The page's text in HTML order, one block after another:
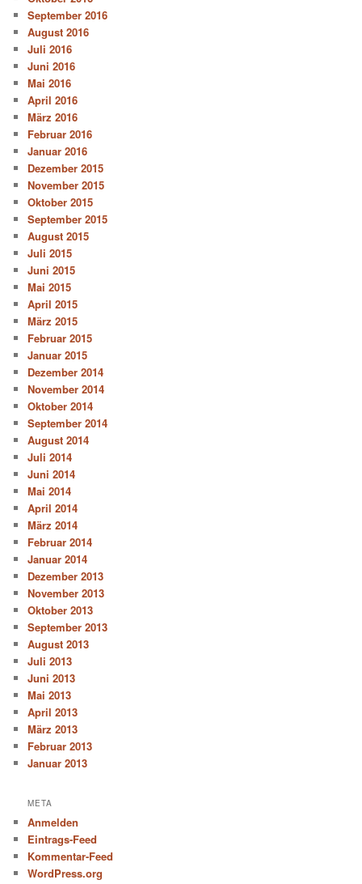
September 2016
August 2016
Juli 2016
Juni 2016
Mai 2016
April 2016
März 2016
Februar 2016
Januar 2016
Dezember 2015
November 2015
Oktober 2015
September 2015
August 2015
Juli 2015
Juni 2015
Mai 2015
April 2015
März 2015
Februar 2015
Januar 2015
Dezember 2014
November 2014
Oktober 2014
September 2014
August 2014
Juli 2014
Juni 2014
Mai 2014
April 2014
März 2014
Februar 2014
Januar 2014
Dezember 2013
November 2013
Oktober 2013
September 2013
August 2013
Juli 2013
Juni 2013
Mai 2013
April 2013
März 2013
Februar 2013
Januar 2013
META
Anmelden
Eintrags-Feed
Kommentar-Feed
WordPress.org